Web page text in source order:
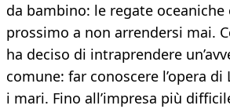
da bambino: le regate oceaniche
prossimo a non arrendersi mai.
ha deciso di intraprendere
comune: far conoscere l’opera di
i mari. Fino all’impresa più